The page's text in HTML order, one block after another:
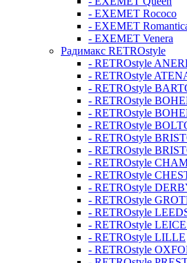
- EXEMET Rococo
- EXEMET
- EXEMET Venera
Радимакс RETROstyle
- RETROstyle
- RETROstyle
- RETROstyle
- RETROstyle
- RETROstyle
- RETROstyle
- RETROstyle
- RETROstyle
- RETROstyle
- RETROstyle
- RETROstyle
- RETROstyle
- RETROstyle
- RETROstyle
- RETROstyle LILLE
- RETROstyle